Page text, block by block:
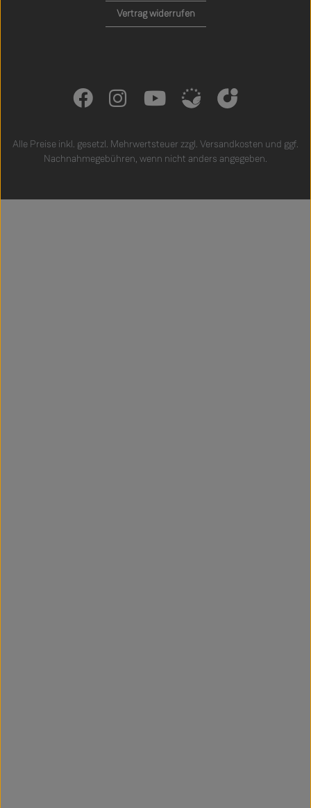
Vertrag widerrufen
Alle Preise inkl. gesetzl. Mehrwertsteuer zzgl. Versandkosten und ggf.
Nachnahmegebühren, wenn nicht anders angegeben.